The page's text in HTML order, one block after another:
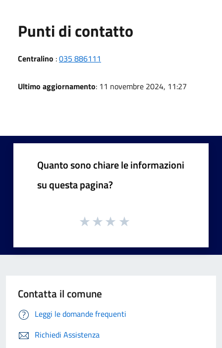
Punti di contatto
Centralino :035 886111
Ultimo aggiornamento: 11 novembre 2024, 11:27
Quanto sono chiare le informazioni
su questa pagina?
Contatta il comune
Leggi le domande frequenti
Richiedi Assistenza